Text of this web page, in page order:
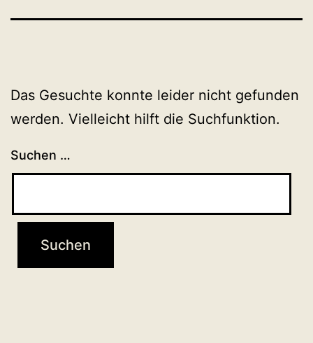
Das Gesuchte konnte leider nicht gefunden
werden. Vielleicht hilft die Suchfunktion.
Suchen …